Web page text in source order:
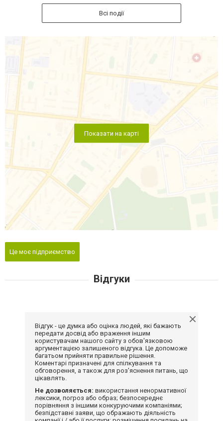
Всі події
Показати на карті
Це моє підприємство
Відгуки
Відгук - це думка або оцінка людей, які бажають
передати досвід або враження іншим
користувачам нашого сайту з обов'язковою
аргументацією залишеного відгука. Це допоможе
багатьом прийняти правильне рішення.
Коментарі призначені для спілкування та
обговорення, а також для роз'яснення питань, що
цікавлять.
Не дозволяється: використання ненормативної
лексики, погроз або образ; безпосереднє
порівняння з іншими конкуруючими компаніями;
безпідставні заяви, що ображають діяльність